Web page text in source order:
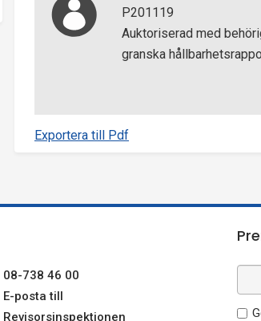
P201119
Auktoriserad med
granska
Exportera till Pdf
08-738 46 00
E-posta till
Revisorsinspektionen